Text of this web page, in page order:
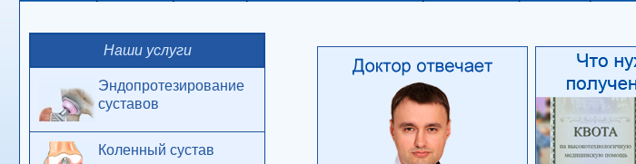
Наши услуги
Эндопротезирование
суставов
Коленный сустав